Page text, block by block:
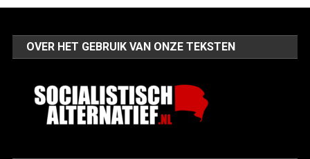
OVER HET GEBRUIK VAN ONZE TEKSTEN